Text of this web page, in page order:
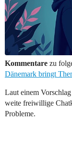
Kommentare zu
Dänemark bringt
Laut einem
weite freiwillige
Probleme.